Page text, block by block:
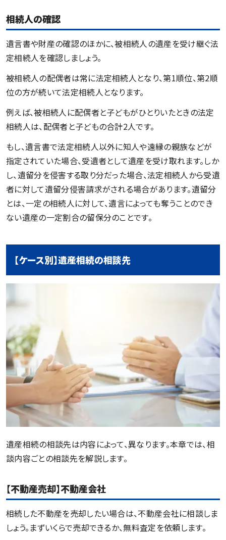
相続人の確認
遺言書や財産の確認のほかに、被相続人の遺産を受け継ぐ法
定相続人を確認しましょう。
被相続人の配偶者は常に法定相続人となり、第1順位、第2順
位の方が続いて法定相続人となります。
例えば、被相続人に配偶者と子どもがひとりいたときの法定
相続人は、配偶者と子どもの合計2人です。
もし、遺言書で法定相続人以外に知人や遠縁の親族などが
指定されていた場合、受遺者として遺産を受け取れます。しか
し、遺留分を侵害する取り分だった場合、法定相続人から受遺
者に対して遺留分侵害請求がされる場合があります。遺留分
とは、一定の相続人に対して、遺言によっても奪うことのでき
ない遺産の一定割合の留保分のことです。
【ケース別】遺産相続の相談先
遺産相続の相談先は内容によって、異なります。本章では、相
談内容ごとの相談先を解説します。
【不動産売却】不動産会社
相続した不動産を売却したい場合は、不動産会社に相談しま
しょう。まずいくらで売却できるか、無料査定を依頼します。